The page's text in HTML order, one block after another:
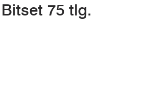
75 tlg.